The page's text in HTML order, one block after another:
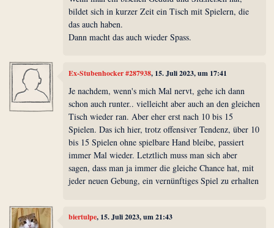
bildet sich in kurzer Zeit ein Tisch mit Spielern, die
das auch haben.
Dann macht das auch wieder Spass.
Ex-Stubenhocker #287938, 15. Juli 2023, um 17:41
Je nachdem, wenn's mich Mal nervt, gehe ich dann
schon auch runter.. vielleicht aber auch an den gleichen
Tisch wieder ran. Aber eher erst nach 10 bis 15
Spielen. Das ich hier, trotz offensiver Tendenz, über 10
bis 15 Spielen ohne spielbare Hand bleibe, passiert
immer Mal wieder. Letztlich muss man sich aber
sagen, dass man ja immer die gleiche Chance hat, mit
jeder neuen Gebung, ein vernünftiges Spiel zu erhalten
biertulpe, 15. Juli 2023, um 21:43